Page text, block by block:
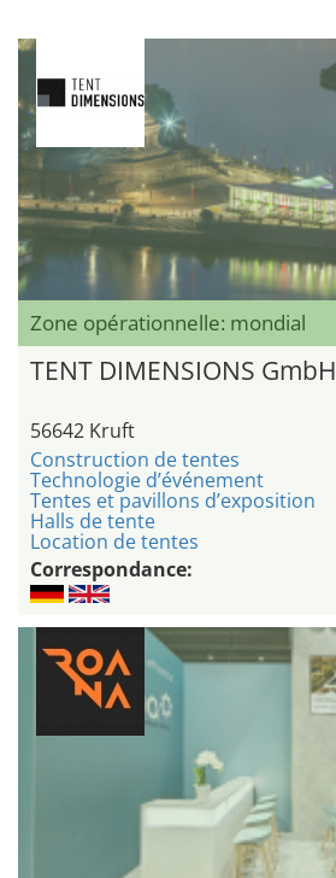
Zone opérationnelle: mondial
TENT DIMENSIONS GmbH
56642 Kruft
Construction de tentes
Technologie d’événement
Tentes et pavillons d’exposition
Halls de tente
Location de tentes
Correspondance: